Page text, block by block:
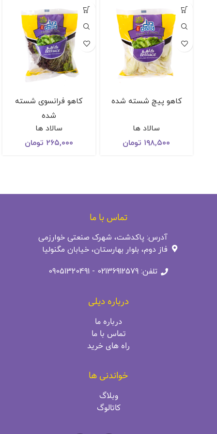
كاهو پيچ شسته شده
سالاد ها
۱۹۸,۵۰۰ تومان
کاهو فرانسوی شسته
شده
سالاد ها
۲۶۵,۰۰۰ تومان
تماس با ما
آدرس: پاکدشت، شهرک صنعتی خوارزمی
فاز دوم، بلوار بهارستان، خیابان مگنولیا
تلفن: 02136912579 - 09051320491
درباره دیلی
درباره ما
تماس با ما
راه‌ های خرید
خواندنی ها
وبلاگ
کاتالوگ